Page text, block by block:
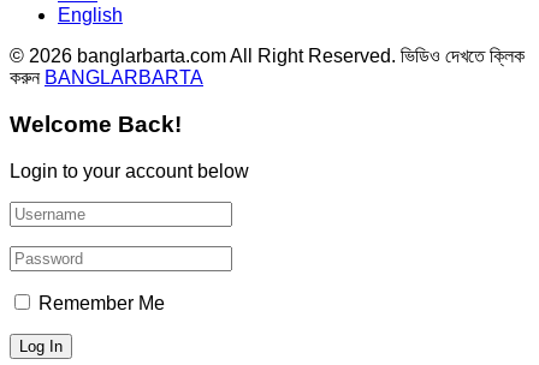
English
© 2026 banglarbarta.com All Right Reserved. ভিডিও দেখতে ক্লিক
করুন BANGLARBARTA
Welcome Back!
Login to your account below
Remember Me